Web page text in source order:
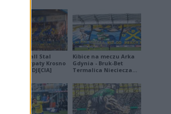
Derby Ekoball Stal
Sanok - Karpaty Krosno
na remis [ZDJĘCIA]
Kibice na meczu Arka
Gdynia - Bruk-Bet
Termalica Nieciecza